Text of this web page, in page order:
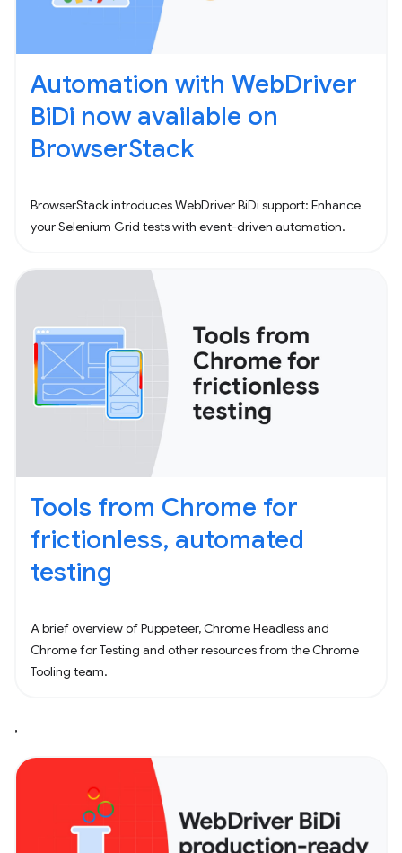
Automation with WebDriver
BiDi now available on
BrowserStack
BrowserStack introduces WebDriver BiDi support: Enhance
your Selenium Grid tests with event-driven automation.
Tools from Chrome for
frictionless, automated
testing
A brief overview of Puppeteer, Chrome Headless and
Chrome for Testing and other resources from the Chrome
Tooling team.
,